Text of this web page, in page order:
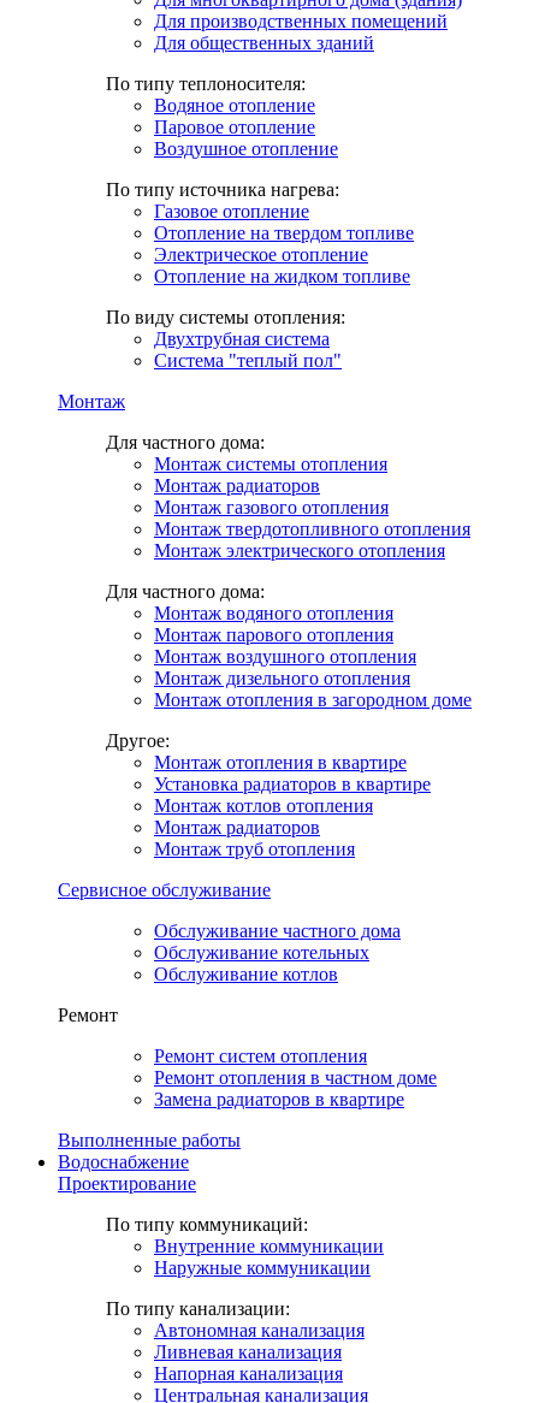
Для производственных помещений
Для общественных зданий
По типу теплоносителя:
Водяное отопление
Паровое отопление
Воздушное отопление
По типу источника нагрева:
Газовое отопление
Отопление на твердом топливе
Электрическое отопление
Отопление на жидком топливе
По виду системы отопления:
Двухтрубная система
Система "теплый пол"
Монтаж
Для частного дома:
Монтаж системы отопления
Монтаж радиаторов
Монтаж газового отопления
Монтаж твердотопливного отопления
Монтаж электрического отопления
Для частного дома:
Монтаж водяного отопления
Монтаж парового отопления
Монтаж воздушного отопления
Монтаж дизельного отопления
Монтаж отопления в загородном доме
Другое:
Монтаж отопления в квартире
Установка радиаторов в квартире
Монтаж котлов отопления
Монтаж радиаторов
Монтаж труб отопления
Сервисное обслуживание
Обслуживание частного дома
Обслуживание котельных
Обслуживание котлов
Ремонт
Ремонт систем отопления
Ремонт отопления в частном доме
Замена радиаторов в квартире
Выполненные работы
Водоснабжение
Проектирование
По типу коммуникаций:
Внутренние коммуникации
Наружные коммуникации
По типу канализации:
Автономная канализация
Ливневая канализация
Напорная канализация
Центральная канализация